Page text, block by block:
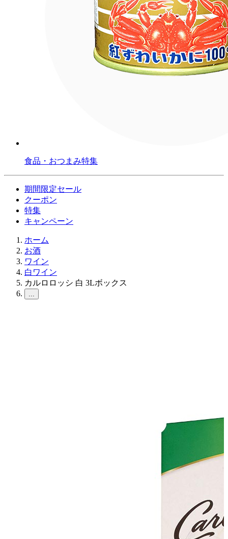
食品・おつまみ特集
期間限定セール
クーポン
特集
キャンペーン
ホーム
お酒
ワイン
白ワイン
カルロロッシ 白 3Lボックス
...